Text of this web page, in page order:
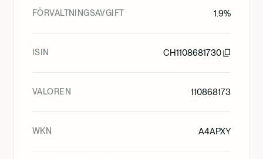
FÖRVALTNINGSAVGIFT 1.9%
ISIN CH1108681730
VALOREN 110868173
WKN A4APXY